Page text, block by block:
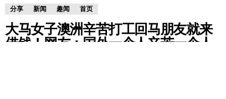
分享 新闻 趣闻 首页
大马女子澳洲辛苦打工回马朋友就来
借钱！网友：国外一个人辛苦一个人